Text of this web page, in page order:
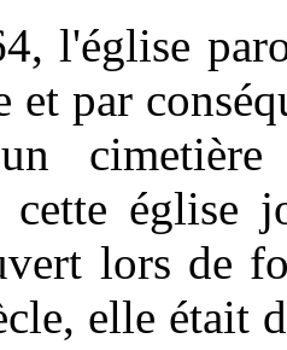
l'église
et par
cette église
lors de
elle était